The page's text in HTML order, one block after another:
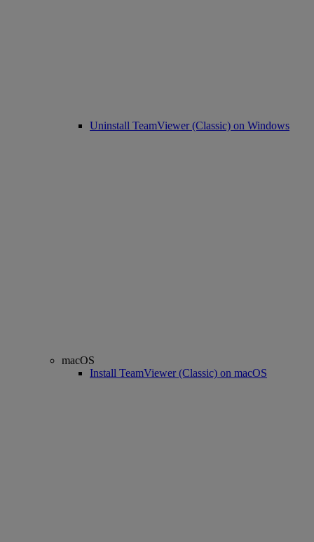
Uninstall TeamViewer (Classic) on Windows
macOS
Install TeamViewer (Classic) on macOS